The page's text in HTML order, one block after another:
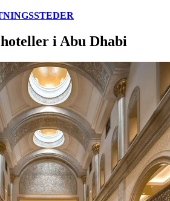
i Abu Dhabi